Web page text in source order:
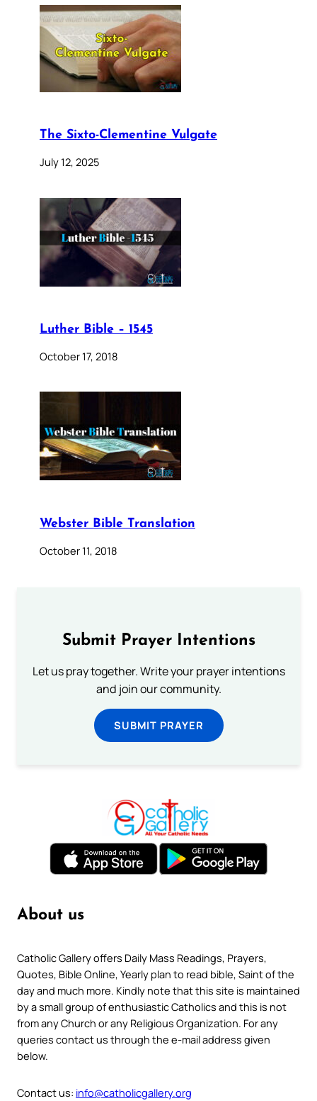
The Sixto-Clementine Vulgate
July 12, 2025
Luther Bible – 1545
October 17, 2018
Webster Bible Translation
October 11, 2018
Submit Prayer Intentions
Let us pray together. Write your prayer intentions
and join our community.
SUBMIT PRAYER
About us
Catholic Gallery offers Daily Mass Readings, Prayers,
Quotes, Bible Online, Yearly plan to read bible, Saint of the
day and much more. Kindly note that this site is maintained
by a small group of enthusiastic Catholics and this is not
from any Church or any Religious Organization. For any
queries contact us through the e-mail address given
below.
Contact us: info@catholicgallery.org